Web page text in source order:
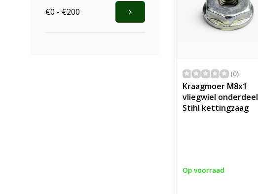
€0 - €200
(0)
Kraagmoer M8x1
vliegwiel onderdeel
Stihl kettingzaag
Op voorraad